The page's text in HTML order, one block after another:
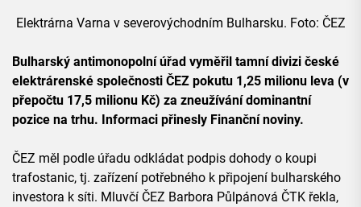
Elektrárna Varna v severovýchodním Bulharsku. Foto: ČEZ
Bulharský antimonopolní úřad vyměřil tamní divizi české
elektrárenské společnosti ČEZ pokutu 1,25 milionu leva (v
přepočtu 17,5 milionu Kč) za zneužívání dominantní
pozice na trhu. Informaci přinesly Finanční noviny.
ČEZ měl podle úřadu odkládat podpis dohody o koupi
trafostanic, tj. zařízení potřebného k připojení bulharského
investora k síti. Mluvčí ČEZ Barbora Půlpánová ČTK řekla,